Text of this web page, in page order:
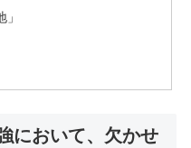
において、欠かせ